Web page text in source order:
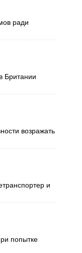
ради
Британии
возражать
и
попытке